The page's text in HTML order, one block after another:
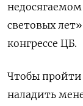
световых
конгрессе ЦБ.
Чтобы пройти
наладить